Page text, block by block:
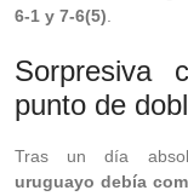
6-1 y 7-6(5)
Sorpresiva
punto de
Tras un día
uruguayo debía